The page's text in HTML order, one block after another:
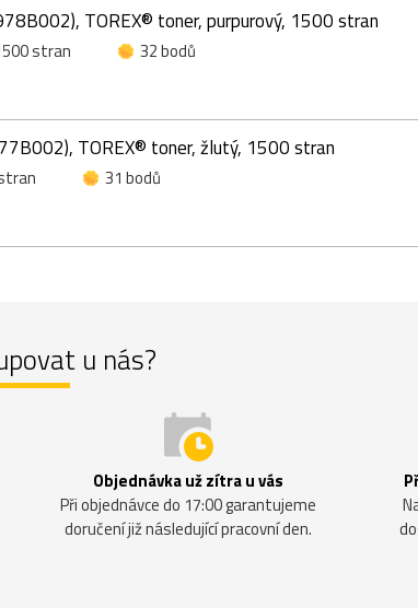
TOREX® toner, purpurový, 1500 stran
stran
32 bodů
TOREX® toner, žlutý, 1500 stran
31 bodů
u nás?
Objednávka už zítra u vás
Při objednávce do 17:00 garantujeme
doručení již následující pracovní den.